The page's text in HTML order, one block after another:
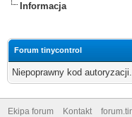
Informacja
Forum tinycontrol
Niepoprawny kod
Ekipa forum Kontakt